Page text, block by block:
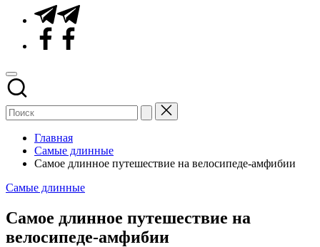
Telegram
Facebook
Главная
Самые длинные
Самое длинное путешествие на велосипеде-амфибии
Опубликовано
Самые длинные
Самое длинное путешествие на
велосипеде-амфибии